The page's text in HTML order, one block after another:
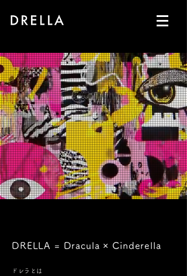
DRELLA = Dracula × Cinderella
ドレラとは